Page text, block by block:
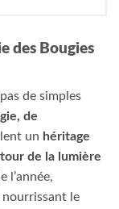
des Bougies
de simples
de
un héritage
de la lumière
l’année,
nourrissant le